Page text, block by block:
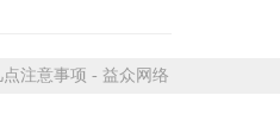
注意事项 - 益众网络